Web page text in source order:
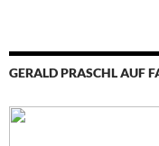
GERALD PRASCHL AUF